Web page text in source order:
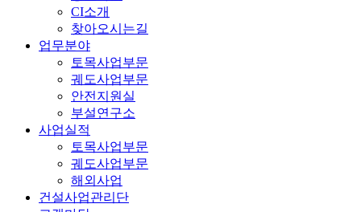
CI소개
찾아오시는길
업무분야
토목사업부문
궤도사업부문
안전지원실
부설연구소
사업실적
토목사업부문
궤도사업부문
해외사업
건설사업관리단